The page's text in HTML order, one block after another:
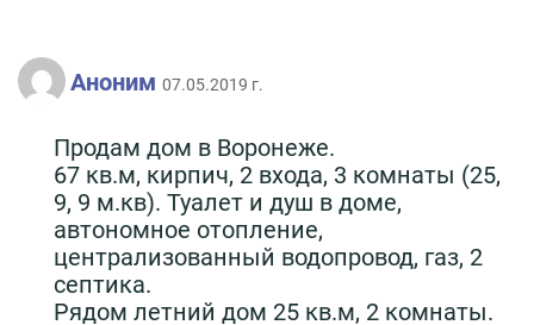
Аноним 07.05.2019 г.
Продам дом в Воронеже.
67 кв.м, кирпич, 2 входа, 3 комнаты (25,
9, 9 м.кв). Туалет и душ в доме,
автономное отопление,
централизованный водопровод, газ, 2
септика.
Рядом летний дом 25 кв.м, 2 комнаты.